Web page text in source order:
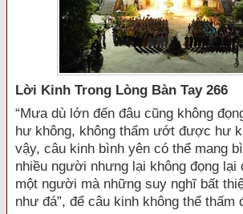
Lời Kinh Trong Lòng Bàn Tay 266
“Mưa dù lớn đến đâu cũng không
hư không, không thấm ướt được hư
vậy, câu kinh bình yên có thể mang
nhiều người nhưng lại không đọng lại
một người mà những suy nghĩ bất
như đá”, để câu kinh không thể thấm